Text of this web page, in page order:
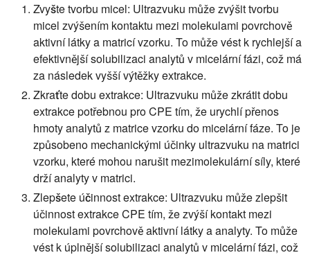
Zvyšte tvorbu micel: Ultrazvuku může zvýšit tvorbu
micel zvýšením kontaktu mezi molekulami povrchově
aktivní látky a matricí vzorku. To může vést k rychlejší a
efektivnější solubilizaci analytů v micelární fázi, což má
za následek vyšší výtěžky extrakce.
Zkraťte dobu extrakce: Ultrazvuku může zkrátit dobu
extrakce potřebnou pro CPE tím, že urychlí přenos
hmoty analytů z matrice vzorku do micelární fáze. To je
způsobeno mechanickými účinky ultrazvuku na matrici
vzorku, které mohou narušit mezimolekulární síly, které
drží analyty v matrici.
Zlepšete účinnost extrakce: Ultrazvuku může zlepšit
účinnost extrakce CPE tím, že zvýší kontakt mezi
molekulami povrchově aktivní látky a analyty. To může
vést k úplnější solubilizaci analytů v micelární fázi, což